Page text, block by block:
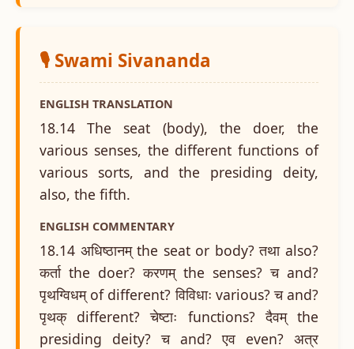
🎙️ Swami Sivananda
ENGLISH TRANSLATION
18.14 The seat (body), the doer, the
various senses, the different functions of
various sorts, and the presiding deity,
also, the fifth.
ENGLISH COMMENTARY
18.14 अधिष्ठानम् the seat or body? तथा also?
कर्ता the doer? करणम् the senses? च and?
पृथग्विधम् of different? विविधाः various? च and?
पृथक् different? चेष्टाः functions? दैवम् the
presiding deity? च and? एव even? अत्र